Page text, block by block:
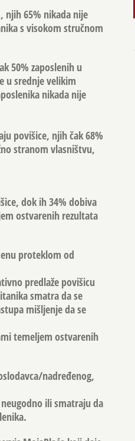
njih 65% nikada nije
s visokom stručnom
50% zaposlenih u
u srednje velikim
nikada nije
povišice, njih čak 68%
stranom vlasništvu,
dok ih 34% dobiva
ostvarenih rezultata
proteklom od
predlaže povišicu
smatra da se
mišljenje da se
temeljem ostvarenih
nadređenog,
ili smatraju da